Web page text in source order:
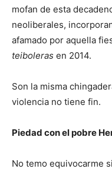
mofan de esta
neoliberales,
afamado por aquella
teiboleras en 2014.
Son la misma
violencia no tiene fin.
Piedad con el pobre
No temo equivocarme